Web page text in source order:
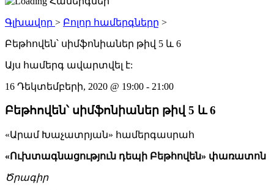
Գլխավոր > Բոլոր համերգները >
Բեթհովեն՝ սիմֆոնիաներ թիվ 5 և 6
Այս համերգ ավարտվել է:
16 Դեկտեմբերի, 2020 @ 19:00 - 21:00
Բեթհովեն՝ սիմֆոնիաներ թիվ 5 և 6
«Արամ Խաչատրյան» համերգասրահ
«Ուխտագնացություն դեպի Բեթհովեն» փառատոն
Ծրագիր